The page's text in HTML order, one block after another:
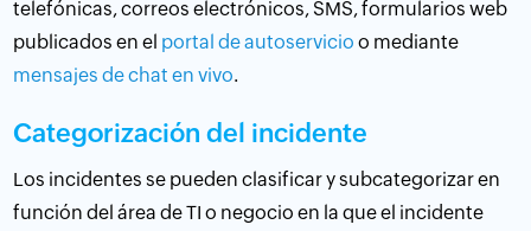
telefónicas, correos electrónicos, SMS, formularios web
publicados en el portal de autoservicio o mediante
mensajes de chat en vivo.
Categorización del incidente
Los incidentes se pueden clasificar y subcategorizar en
función del área de TI o negocio en la que el incidente